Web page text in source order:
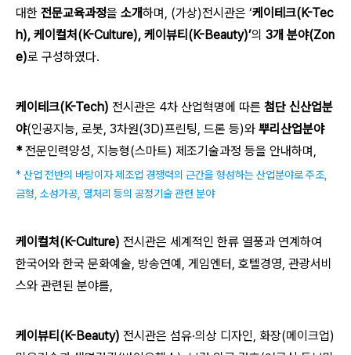
대한 전문교육과정을 소개하며, (가상)전시관은 ‘케이테크(K-Tec
h), 케이컬처(K-Culture), 케이뷰티(K-Beauty)’의 3개 분야(Zon
e)로 구성하였다.
케이테크(K-Tech) 전시관은 4차 산업혁명에 따른 첨단 신산업분
야(인공지능, 로봇, 3차원(3D)프린팅, 드론 등)와 뿌리산업분야
* 전문인력양성, 지능형(스마트) 제조기술과정 등을 안내하며,
* 산업 전반의 바탕이자 제조업 경쟁력의 근간을 형성하는 산업분야로 주조,
금형, 소성가공, 열처리 등의 공정기술 관련 분야
케이컬처(K-Culture) 전시관은 세계적인 한류 열풍과 연계하여
한국어와 한국 문화예술, 방송연예, 게임엔터, 호텔경영, 관광서비
스와 관련된 분야를,
케이뷰티(K-Beauty) 전시관은 섬유·의상 디자인, 화장(메이크업)